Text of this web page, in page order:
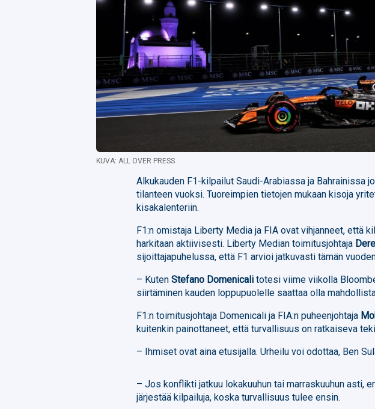
KUVA: ALL OVER PRESS
Alkukauden F1-kilpailut Saudi-Arabiassa ja Bahrainissa
tilanteen vuoksi. Tuoreimpien tietojen mukaan kisoja
kisakalenteriin.
F1:n omistaja Liberty Media ja FIA ovat vihjanneet, että
harkitaan aktiivisesti. Liberty Median toimitusjohtaja
sijoittajapuhelussa, että F1 arvioi jatkuvasti tämän
– KutenStefano Domenicali totesi viime viikolla
siirtäminen kauden loppupuolelle saattaa olla
F1:n toimitusjohtaja Domenicali ja FIA:n puheenjohtaja
kuitenkin painottaneet, että turvallisuus on ratkaiseva
– Ihmiset ovat aina etusijalla. Urheilu voi odottaa, Ben
– Jos konflikti jatkuu lokakuuhun tai marraskuuhun asti,
järjestää kilpailuja, koska turvallisuus tulee ensin.